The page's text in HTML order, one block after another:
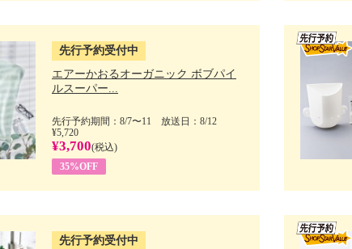
先行予約受付中
エアーかおるオーガニック ボブパイ
ルスーパー...
先行予約期間：8/7〜11 放送日：8/12
¥5,720
¥3,700(税込)
35%OFF
先行予約受付中